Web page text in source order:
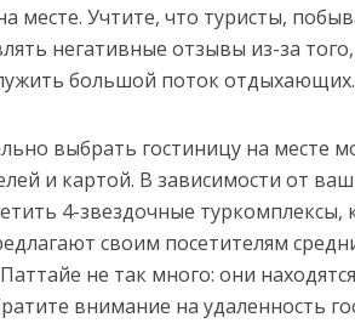
месте. Учтите, что туристы,
негативные отзывы из-за
большой поток отдыхающих.
выбрать гостиницу на месте
и картой. В зависимости от
4-звездочные туркомплексы,
своим посетителям
не так много: они
внимание на удаленность